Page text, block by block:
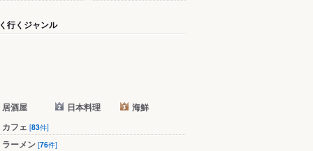
行くジャンル
居酒屋 日本料理
海鮮
カフェ [83件]
ラーメン [76件]